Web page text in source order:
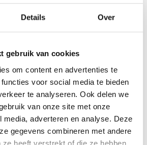
Details Over
gebruik van cookies
om content en advertenties te
voor social media te bieden
te analyseren. Ook delen we
van onze site met onze
media, adverteren en analyse. Deze
gegevens combineren met andere
ze heeft verstrekt of die ze hebben
toekomstbestendigheid. Dat
Moderne
efficiënter te koken.
gas naar elektrische
inductie, speelt bij veel
Bij nieuwbouw, renovatie of
verstandig om deze keuzes direct
ontwerp.